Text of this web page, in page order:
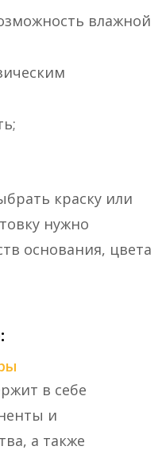
влажной
краску или
нужно
основания, цвета
в себе
и
а также